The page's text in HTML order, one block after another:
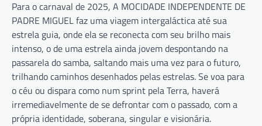
Para o carnaval de 2025, A MOCIDADE INDEPENDENTE DE
PADRE MIGUEL faz uma viagem intergaláctica até sua
estrela guia, onde ela se reconecta com seu brilho mais
intenso, o de uma estrela ainda jovem despontando na
passarela do samba, saltando mais uma vez para o futuro,
trilhando caminhos desenhados pelas estrelas. Se voa para
o céu ou dispara como num sprint pela Terra, haverá
irremediavelmente de se defrontar com o passado, com a
própria identidade, soberana, singular e visionária.